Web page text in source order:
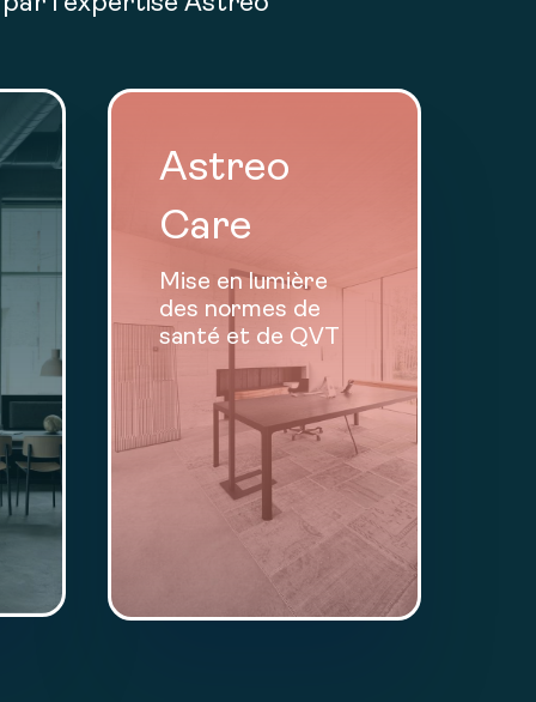
Astreo
Care
Mise en lumière
des normes de
santé et de QVT